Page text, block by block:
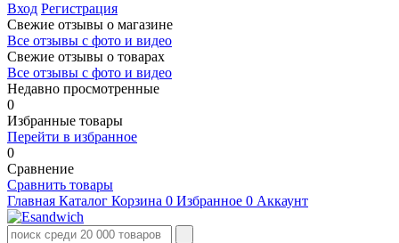
Вход Регистрация
Свежие отзывы о магазине
Все отзывы с фото и видео
Свежие отзывы о товарах
Все отзывы c фото и видео
Недавно просмотренные
0
Избранные товары
Перейти в избранное
0
Сравнение
Сравнить товары
Главная Каталог Корзина 0 Избранное 0 Аккаунт